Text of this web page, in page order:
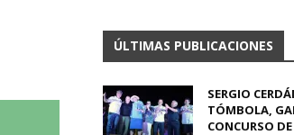
ÚLTIMAS PUBLICACIONES
SERGIO
TÓMBOLA,
CONCURSO